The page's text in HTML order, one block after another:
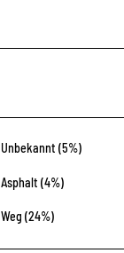
Unbekannt (5%)
Asphalt (4%)
Weg (24%)